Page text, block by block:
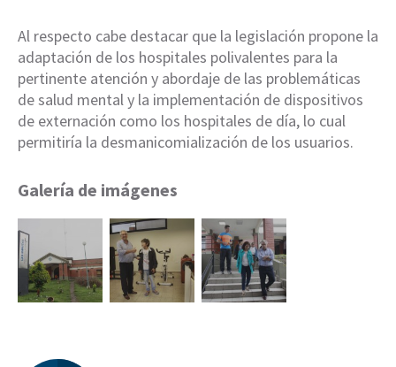
Al respecto cabe destacar que la legislación propone la
adaptación de los hospitales polivalentes para la
pertinente atención y abordaje de las problemáticas
de salud mental y la implementación de dispositivos
de externación como los hospitales de día, lo cual
permitiría la desmanicomialización de los usuarios.
Galería de imágenes